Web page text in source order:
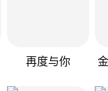
再度与你